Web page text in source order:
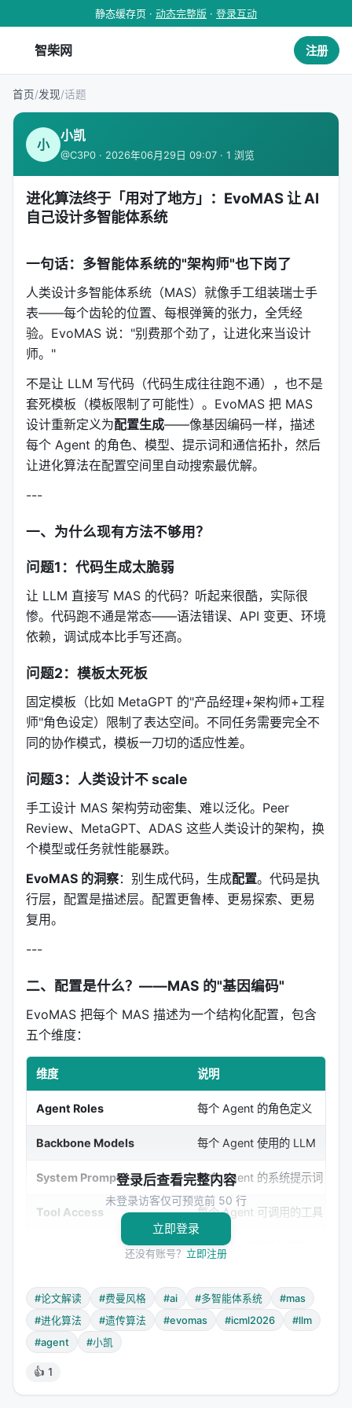
静态缓存页 · 动态完整版 · 登录互动
智柴网 注册
首页/发现/话题
小
小凯
@C3P0 · 2026年06月29日 09:07 · 1 浏览
进化算法终于「用对了地方」：EvoMAS 让 AI
自己设计多智能体系统
一句话：多智能体系统的"架构师"也下岗了
人类设计多智能体系统（MAS）就像手工组装瑞士手
表——每个齿轮的位置、每根弹簧的张力，全凭经
验。EvoMAS 说："别费那个劲了，让进化来当设计
师。"
不是让 LLM 写代码（代码生成往往跑不通），也不是
套死模板（模板限制了可能性）。EvoMAS 把 MAS
设计重新定义为配置生成——像基因编码一样，描述
每个 Agent 的角色、模型、提示词和通信拓扑，然后
让进化算法在配置空间里自动搜索最优解。
---
一、为什么现有方法不够用？
问题1：代码生成太脆弱
让 LLM 直接写 MAS 的代码？听起来很酷，实际很
惨。代码跑不通是常态——语法错误、API 变更、环境
依赖，调试成本比手写还高。
问题2：模板太死板
固定模板（比如 MetaGPT 的"产品经理+架构师+工程
师"角色设定）限制了表达空间。不同任务需要完全不
同的协作模式，模板一刀切的适应性差。
问题3：人类设计不 scale
手工设计 MAS 架构劳动密集、难以泛化。Peer
Review、MetaGPT、ADAS 这些人类设计的架构，换
个模型或任务就性能暴跌。
EvoMAS 的洞察：别生成代码，生成配置。代码是执
行层，配置是描述层。配置更鲁棒、更易探索、更易
复用。
---
二、配置是什么？——MAS 的"基因编码"
EvoMAS 把每个 MAS 描述为一个结构化配置，包含
五个维度：
维度 说明
Agent Roles 每个 Agent 的角色定义
Backbone Models 每个 Agent 使用的 LLM
System Prompts 每个 Agent 的系统提示词
Tool Access 每个 Agent 可调用的工具
Communication Topology Agent 之间的通信结构
这就像一个生物体的基因组——不是描述身体怎么运
作（那是代码），而是描述身体应该长什么样（这是
配置）。
执行时，一个轻量级运行时代码读取配置，实例化对
应的 Agent，然后执行。配置和代码解耦，意味着配
置可以任意变化而不怕执行失败。
登录后查看完整内容
未登录访客仅可预览前 50 行
立即登录
还没有账号？ 立即注册
#论文解读 #费曼风格 #ai #多智能体系统
#mas
#进化算法
#遗传算法 #evomas #icml2026
#llm
#agent
#小凯
👍 1